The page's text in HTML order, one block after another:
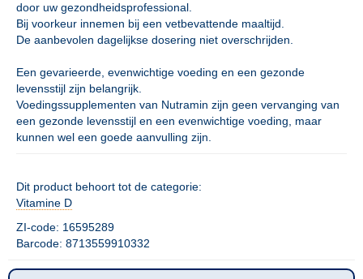
door uw gezondheidsprofessional.
Bij voorkeur innemen bij een vetbevattende maaltijd.
De aanbevolen dagelijkse dosering niet overschrijden.
Een gevarieerde, evenwichtige voeding en een gezonde
levensstijl zijn belangrijk.
Voedingssupplementen van Nutramin zijn geen vervanging van
een gezonde levensstijl en een evenwichtige voeding, maar
kunnen wel een goede aanvulling zijn.
Dit product behoort tot de categorie:
Vitamine D
ZI-code: 16595289
Barcode: 8713559910332